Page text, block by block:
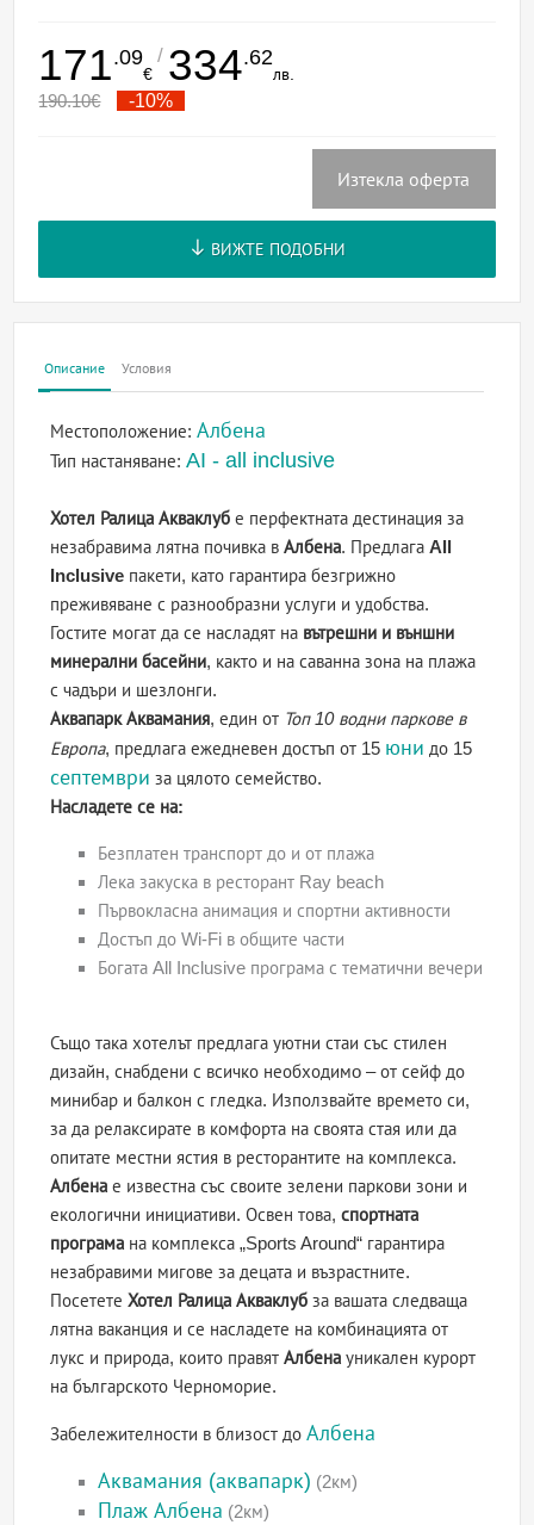
171.09
€
/ 334.62
лв.
190.10€ -10%
Изтекла оферта
ВИЖТЕ ПОДОБНИ
Описание Условия
Местоположение:Албена
Тип настаняване:AI - all inclusive
Хотел Ралица Акваклуб е перфектната дестинация за
незабравима лятна почивка вАлбена. ПредлагаAll
Inclusive пакети, като гарантира безгрижно
преживяване с разнообразни услуги и удобства.
Гостите могат да се насладят на вътрешни и външни
минерални басейни, както и на саванна зона на плажа
с чадъри и шезлонги.
Аквапарк Аквамания, един от Топ 10 водни паркове в
Европа, предлага ежедневен достъп от 15 юни до 15
септември за цялото семейство.
Насладете се на:
Безплатен транспорт до и от плажа
Лека закуска в ресторант Ray beach
Първокласна анимация и спортни активности
Достъп до Wi-Fi в общите части
Богата All Inclusive програма с тематични вечери
Също така хотелът предлага уютни стаи със стилен
дизайн, снабдени с всичко необходимo – от сейф до
минибар и балкон с гледка. Използвайте времето си,
за да релаксирате в комфорта на своята стая или да
опитате местни ястия в ресторантите на комплекса.
Албена е известна със своите зелени паркови зони и
екологични инициативи. Освен това,спортната
програма на комплекса „Sports Around“ гарантира
незабравими мигове за децата и възрастните.
ПосететеХотел Ралица Акваклуб за вашата следваща
лятна ваканция и се насладете на комбинацията от
лукс и природа, които правятАлбена уникален курорт
на българското Черноморие.
Забележителности в близост доАлбена
Аквамания (аквапарк) (2км)
Плаж Албена (2км)